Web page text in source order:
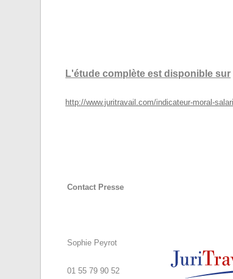
L'étude complète est disponible sur
http://www.juritravail.com/indicateur-moral-
Contact Presse
Sophie Peyrot
01 55 79 90 52